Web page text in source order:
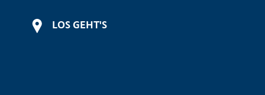
LOS GEHT'S